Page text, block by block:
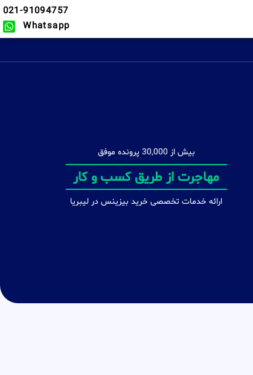
021-91094757
Whatsapp
بیش از 30,000 پرونده موفق
مشاوره تخصصی
ارائه خدمات تخصصی خرید بیزینس در لیبریا